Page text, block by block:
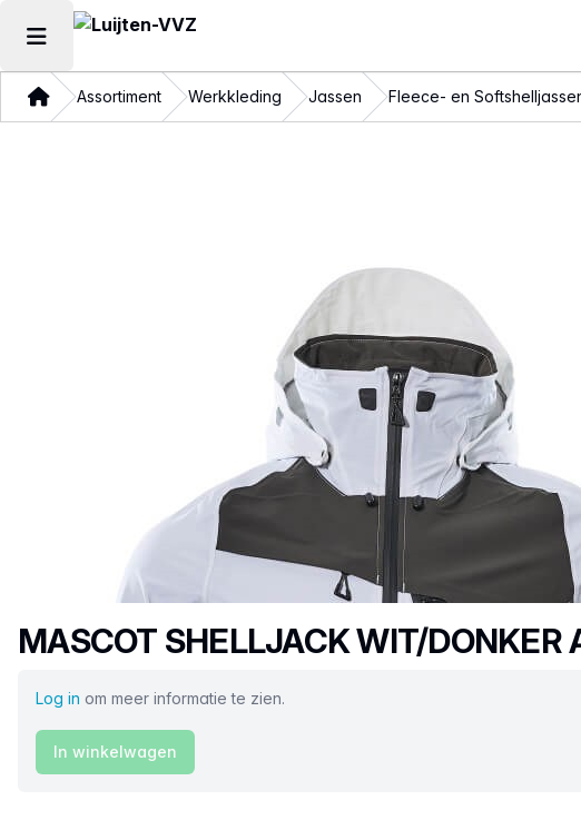
Hoofdmenu openen
ThuisAssortiment Werkkleding Jassen Fleece- en
Productnaam
MASCOT SHELLJACK WIT/DONKER
Log in om meer informatie te zien.
In winkelwagen